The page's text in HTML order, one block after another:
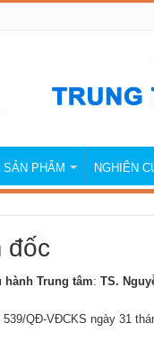
SẢN PHẨM NGHIÊN
đốc
hành Trung tâm: TS.
539/QĐ-VĐCKS ngày 31